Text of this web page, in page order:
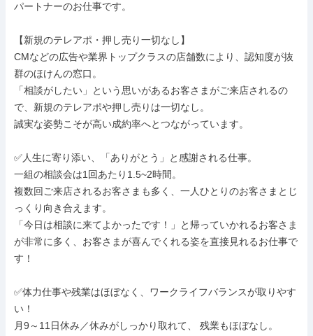
パートナーのお仕事です。
【新規のテレアポ・押し売り一切なし】
CMなどの広告や業界トップクラスの店舗数により、認知度が抜
群のほけんの窓口。
「相談がしたい」という思いがあるお客さまがご来店されるの
で、新規のテレアポや押し売りは一切なし。
誠実な姿勢こそが高い成約率へとつながっています。
✅人生に寄り添い、「ありがとう」と感謝される仕事。
一組の相談会は1回あたり1.5~2時間。
複数回ご来店されるお客さまも多く、一人ひとりのお客さまとじ
っくり向き合えます。
「今日は相談に来てよかったです！」と帰っていかれるお客さま
が非常に多く、お客さまが喜んでくれる姿を直接見れるお仕事で
す！
✅体力仕事や残業はほぼなく、ワークライフバランスが取りやす
い！
月9～11日休み／休みがしっかり取れて、 残業もほぼなし。